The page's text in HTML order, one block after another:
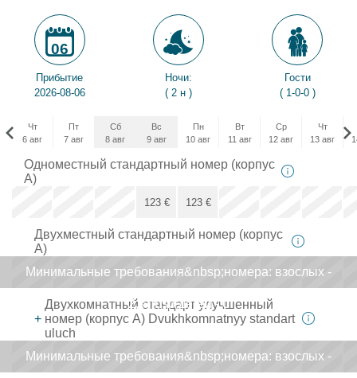
06
Прибытие
2026-08-06
Ночи:
( 2 н )
Гости
( 1-0-0 )
Чт
6 авг
Пт
7 авг
Сб
8 авг
Вс
9 авг
Пн
10 авг
Вт
11 авг
Ср
12 авг
Чт
13 авг
3 сенОдноместный стандартный номер (корпус
А)
123 € 123 €
Двухместный стандартный номер (корпус
А)
Минимальные требования&nbsp;номерa: взослых -
2,&nbsp;детей - 0
x x x x
x
+
Двухкомнатный стандарт улучшенный
номер (корпус А) Dvukhkomnatnyy standart
uluch
Минимальные требования&nbsp;номерa: взослых -
x x x x